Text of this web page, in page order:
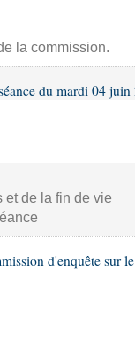
la commission.
du mardi 04 juin
et de la fin de vie
d'enquête sur